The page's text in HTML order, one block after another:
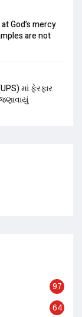
God’s mercy
are not
માં ફેરફાર
97
64